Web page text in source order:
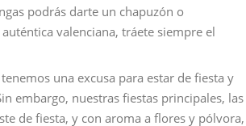
podrás darte un chapuzón o
valenciana, tráete siempre el
una excusa para estar de fiesta y
embargo, nuestras fiestas principales, las
de fiesta, y con aroma a flores y pólvora,